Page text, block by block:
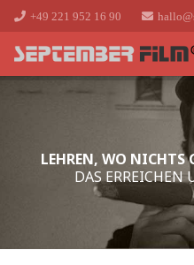
+49 221 952 16 90
DAS ERREICHEN
LEHREN, WO NICHTS